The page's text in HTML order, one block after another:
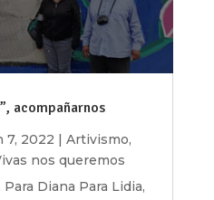
acompañarnos
7, 2022 | Artivismo,
nos queremos
Diana Para Lidia,